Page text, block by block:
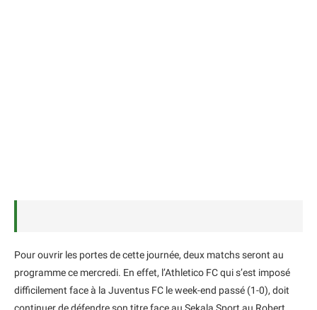
Pour ouvrir les portes de cette journée, deux matchs seront au
programme ce mercredi. En effet, l’Athletico FC qui s’est imposé
difficilement face à la Juventus FC le week-end passé (1-0), doit